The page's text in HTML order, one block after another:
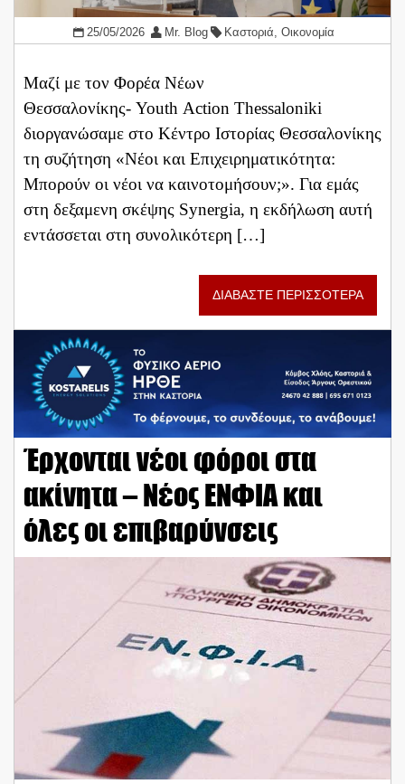
25/05/2026 Mr. Blog Καστοριά, Οικονομία
Μαζί με τον Φορέα Νέων
Θεσσαλονίκης- Youth Action Thessaloniki
διοργανώσαμε στο Κέντρο Ιστορίας Θεσσαλονίκης
τη συζήτηση «Νέοι και Επιχειρηματικότητα:
Μπορούν οι νέοι να καινοτομήσουν;». Για εμάς
στη δεξαμενη σκέψης Synergia, η εκδήλωση αυτή
εντάσσεται στη συνολικότερη […]
ΔΙΑΒΑΣΤΕ ΠΕΡΙΣΣΟΤΕΡΑ
Έρχονται νέοι φόροι στα
ακίνητα – Νέος ΕΝΦΙΑ και
όλες οι επιβαρύνσεις